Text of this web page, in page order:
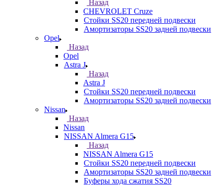
Назад
CHEVROLET Cruze
Стойки SS20 передней подвески
Амортизаторы SS20 задней подвески
Opel
Назад
Opel
Astra J
Назад
Astra J
Стойки SS20 передней подвески
Амортизаторы SS20 задней подвески
Nissan
Назад
Nissan
NISSAN Almera G15
Назад
NISSAN Almera G15
Стойки SS20 передней подвески
Амортизаторы SS20 задней подвески
Буферы хода сжатия SS20